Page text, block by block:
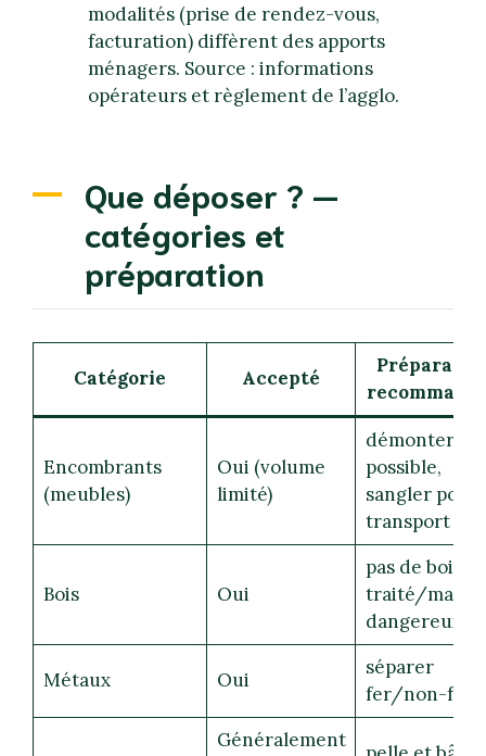
modalités (prise de rendez-vous,
facturation) diffèrent des apports
ménagers. Source : informations
opérateurs et règlement de l’agglo.
Que déposer ? —
catégories et
préparation
Catégorie Accepté
Encombrants
(meubles)
Oui (volume
limité)
démonter si
possible,
sangler pour
transport
Bois Oui
pas de bois
traité/
dangereux
Métaux Oui
séparer
fer/non-fer
Généralement